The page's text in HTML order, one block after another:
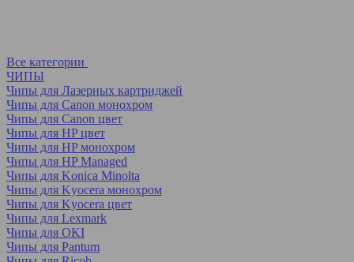
Все категории
ЧИПЫ
Чипы для Лазерных картриджей
Чипы для Canon монохром
Чипы для Canon цвет
Чипы для HP цвет
Чипы для HP монохром
Чипы для HP Managed
Чипы для Konica Minolta
Чипы для Kyocera монохром
Чипы для Kyocera цвет
Чипы для Lexmark
Чипы для OKI
Чипы для Pantum